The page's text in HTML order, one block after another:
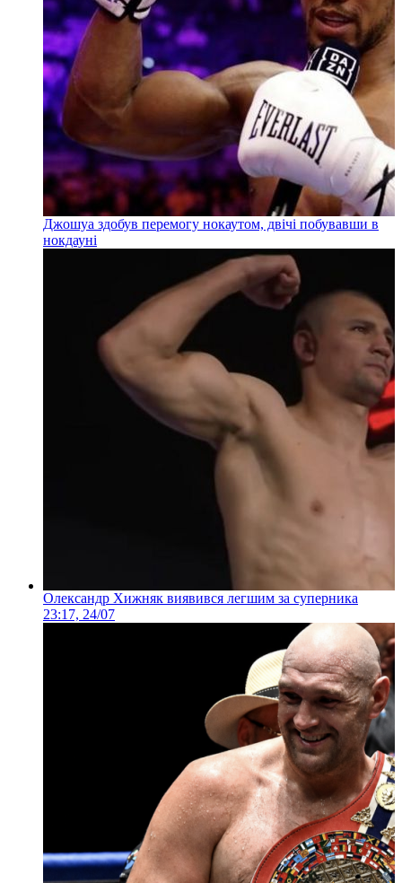
Джошуа здобув перемогу нокаутом, двічі побувавши в
нокдауні
Олександр Хижняк виявився легшим за суперника
23:17, 24/07